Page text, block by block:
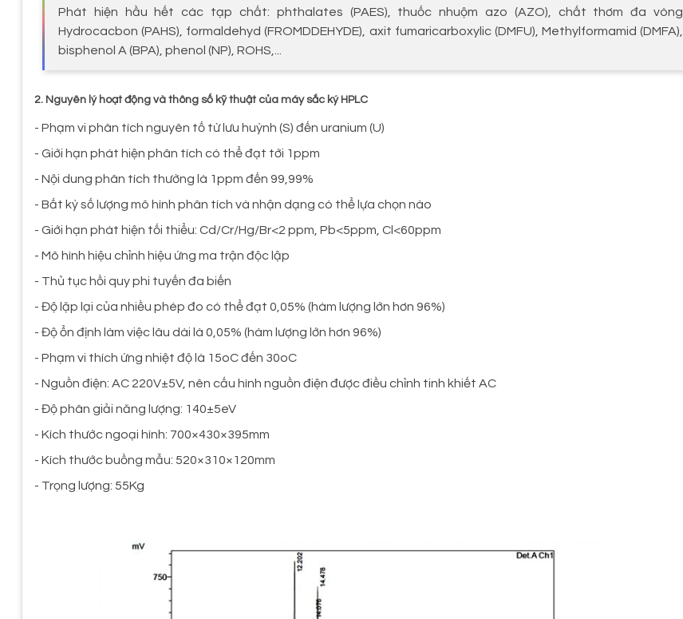
Phát hiện hầu hết các tạp chất: phthalates (PAES), thuốc nhuộm azo (AZO), chất thơm đa vòng
Hydrocacbon (PAHS), formaldehyd (FROMDDEHYDE), axit fumaricarboxylic (DMFU), Methylformamid (DMFA),
bisphenol A (BPA), phenol (NP), ROHS,...
2. Nguyên lý hoạt động và thông số kỹ thuật của máy sắc ký HPLC
- Phạm vi phân tích nguyên tố từ lưu huỳnh (S) đến uranium (U)
- Giới hạn phát hiện phân tích có thể đạt tới 1ppm
- Nội dung phân tích thường là 1ppm đến 99,99%
- Bất kỳ số lượng mô hình phân tích và nhận dạng có thể lựa chọn nào
- Giới hạn phát hiện tối thiểu: Cd/Cr/Hg/Br<2 ppm, Pb<5ppm, Cl<60ppm
- Mô hình hiệu chỉnh hiệu ứng ma trận độc lập
- Thủ tục hồi quy phi tuyến đa biến
- Độ lặp lại của nhiều phép đo có thể đạt 0,05% (hàm lượng lớn hơn 96%)
- Độ ổn định làm việc lâu dài là 0,05% (hàm lượng lớn hơn 96%)
- Phạm vi thích ứng nhiệt độ là 15oC đến 30oC
- Nguồn điện: AC 220V±5V, nên cấu hình nguồn điện được điều chỉnh tinh khiết AC
- Độ phân giải năng lượng: 140±5eV
- Kích thước ngoại hình: 700×430×395mm
- Kích thước buồng mẫu: 520×310×120mm
- Trọng lượng: 55Kg